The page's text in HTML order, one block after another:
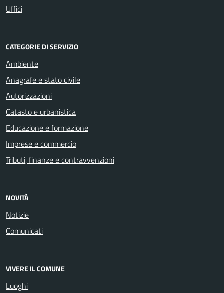
Uffici
CATEGORIE DI SERVIZIO
Ambiente
Anagrafe e stato civile
Autorizzazioni
Catasto e urbanistica
Educazione e formazione
Imprese e commercio
Tributi, finanze e contravvenzioni
NOVITÀ
Notizie
Comunicati
VIVERE IL COMUNE
Luoghi